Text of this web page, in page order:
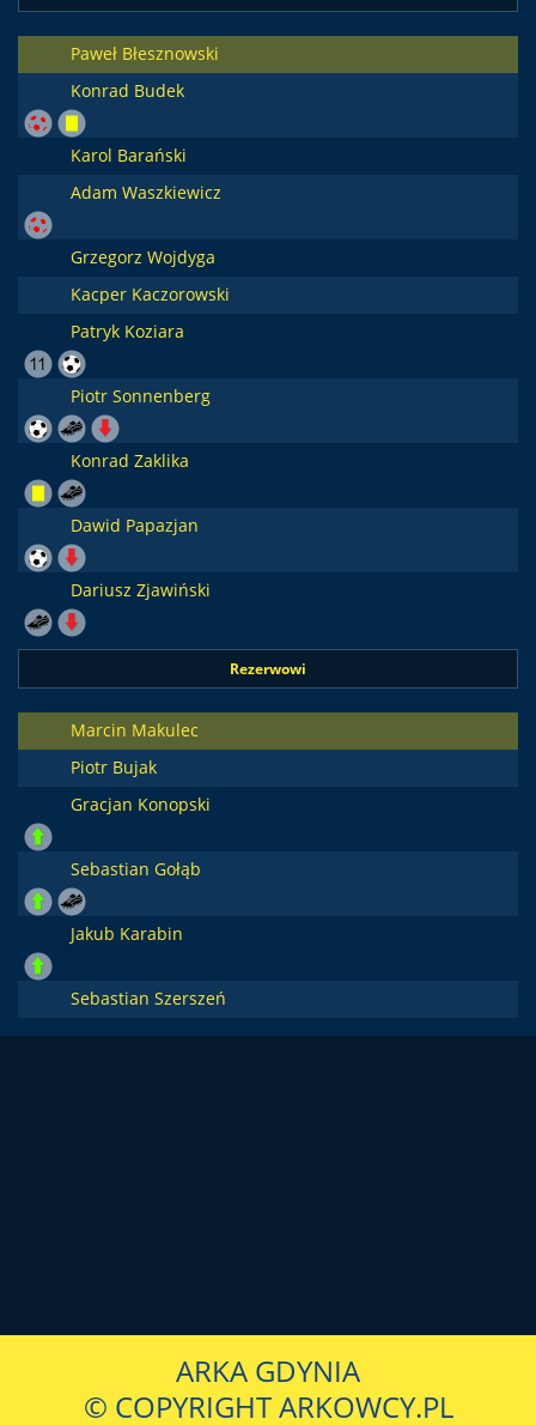
Paweł Błesznowski
Konrad Budek
Karol Barański
Adam Waszkiewicz
Grzegorz Wojdyga
Kacper Kaczorowski
Patryk Koziara
Piotr Sonnenberg
Konrad Zaklika
Dawid Papazjan
Dariusz Zjawiński
Rezerwowi
Marcin Makulec
Piotr Bujak
Gracjan Konopski
Sebastian Gołąb
Jakub Karabin
Sebastian Szerszeń
ARKA GDYNIA
© COPYRIGHT ARKOWCY.PL